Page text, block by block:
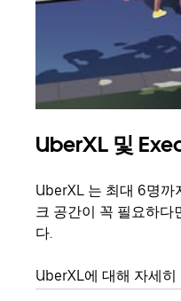
UberXL 및
UberXL 는 최대 6명까
크 공간이 꼭 필요하다
다.
UberXL에 대해 자세히